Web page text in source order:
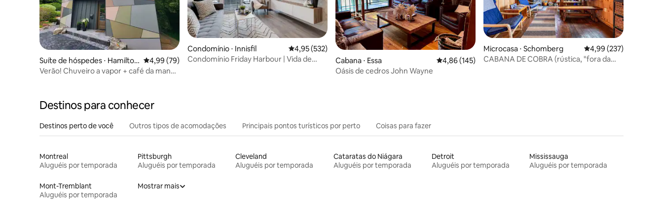
Suíte de hóspedes ⋅ Hamilto
n, Dundas
4,99 de uma avaliação média de 5, 79 avaliações
4,99 (79)
Verão! Chuveiro a vapor + café da manhã
Condomínio ⋅ Innisfil 4,95 de uma avaliação média de 5, 532 avaliações
4,95 (532)
Condomínio Friday Harbour | Vida de
Cabana ⋅ Essa 4,86 de uma avaliação média de 5, 145 avaliações
4,86 (145)
Oásis de cedros John Wayne
Microcasa ⋅ Schomberg 4,99 de uma avaliação
4,99 (237)
CABANA DE COBRA (rústica, "fora da
Destinos para conhecer
Destinos perto de você Outros tipos de acomodações Principais pontos turísticos por perto Coisas para fazer
Montreal
Aluguéis por temporada
Pittsburgh
Aluguéis por temporada
Cleveland
Aluguéis por temporada
Cataratas do Niágara
Aluguéis por temporada
Detroit
Aluguéis por temporada
Mississauga
Aluguéis por temporada
Mont-Tremblant
Aluguéis por temporada
Mostrar mais